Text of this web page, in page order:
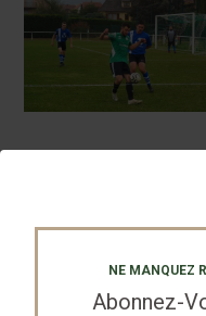
NE MANQUEZ
Abonnez-
PRÉCÉDENT